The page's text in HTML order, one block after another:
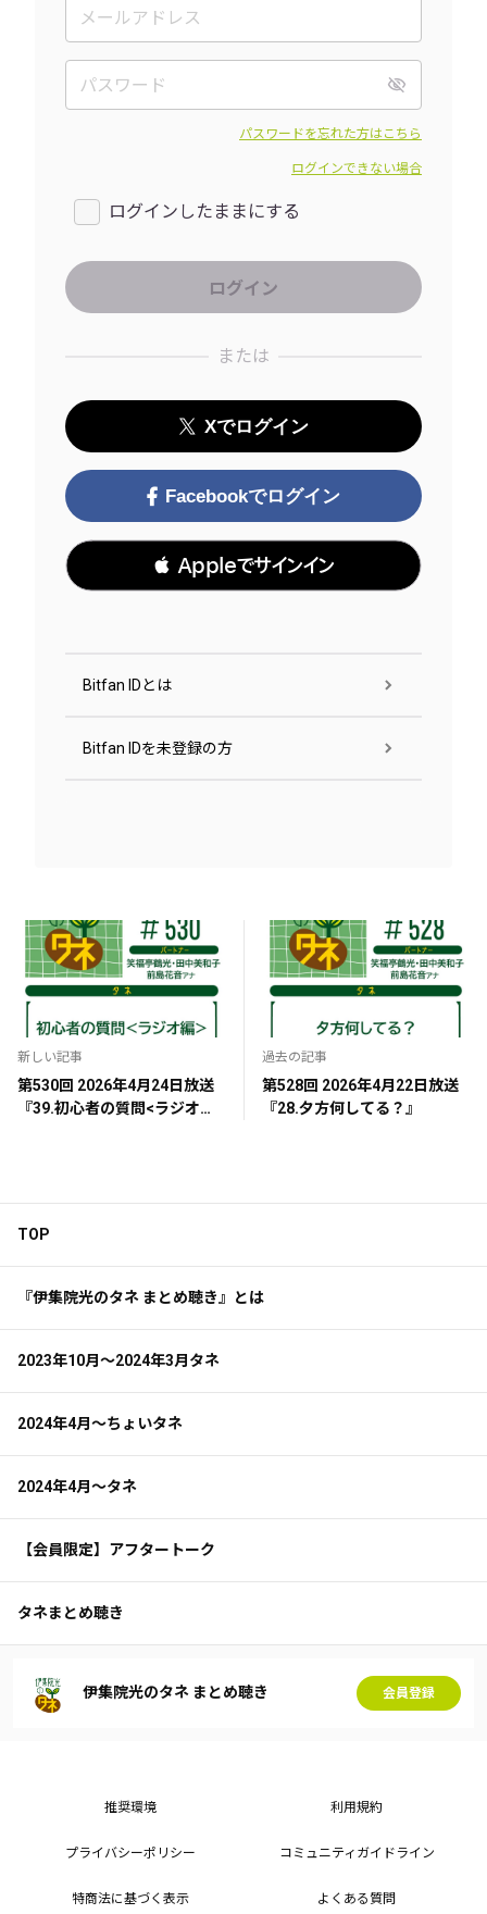
パスワードを忘れた方はこちら
ログインできない場合
ログインしたままにする
または
Xでログイン
Facebookでログイン
 Appleでサインイン
Bitfan IDとは
Bitfan IDを未登録の方
新しい記事
第530回 2026年4月24日放送
『39.初心者の質問<ラジオ編
過去の記事
第528回 2026年4月22日放送
『28.夕方何してる？』
TOP
『伊集院光のタネ まとめ聴き』とは
2023年10月～2024年3月タネ
2024年4月～ちょいタネ
2024年4月～タネ
【会員限定】アフタートーク
タネまとめ聴き
伊集院光のタネ まとめ聴き 会員登録
推奨環境 利用規約
プライバシーポリシー コミュニティガイドライン
特商法に基づく表示 よくある質問